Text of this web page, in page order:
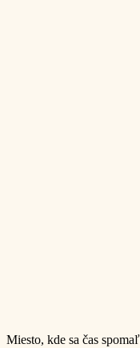
Miesto, kde sa čas